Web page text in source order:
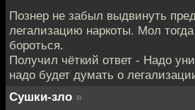
Познер не забыл выдвинуть
легализацию наркоты. Мол
бороться.
Получил чёткий ответ - Надо
надо будет думать о
Сушки-зло »